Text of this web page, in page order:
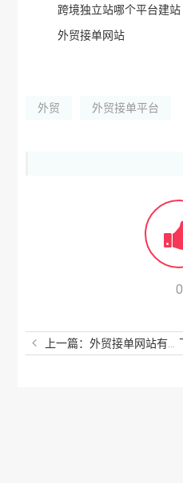
跨境独立站哪个平台建站
外贸接单网站
外贸 外贸接单平台
0
上一篇：外贸接单网站有哪些？外贸订单怎样去寻找？